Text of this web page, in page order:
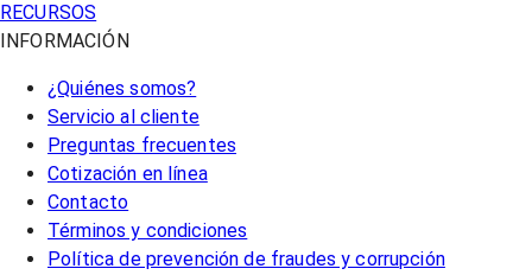
RECURSOS
INFORMACIÓN
¿Quiénes somos?
Servicio al cliente
Preguntas frecuentes
Cotización en línea
Contacto
Términos y condiciones
Política de prevención de fraudes y corrupción